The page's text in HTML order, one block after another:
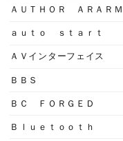
ＡＵＴＨＯＲ ＡＲＡＲＭ
ａｕｔｏ ｓｔａｒｔ
ＡＶインターフェイス
ＢＢＳ
ＢＣ ＦＯＲＧＥＤ
Ｂｌｕｅｔｏｏｔｈ